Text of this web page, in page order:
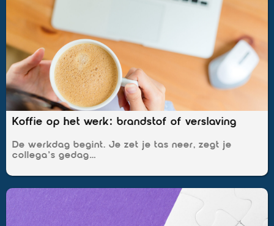
Koffie op het werk: brandstof of verslaving
De werkdag begint. Je zet je tas neer, zegt je
collega’s gedag…